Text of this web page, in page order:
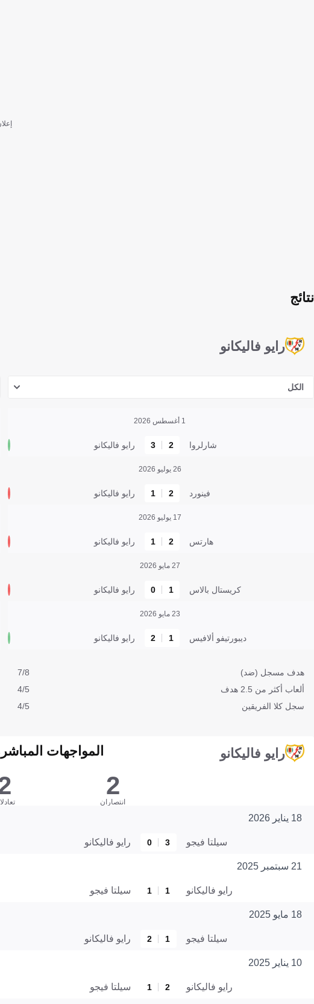
رايو فاليكانو
نتائج
الكل
1 أغسطس 2026
شارلروا 2
3 رايو فاليكانو
26 يوليو 2026
فينورد 2
1 رايو فاليكانو
17 يوليو 2026
هارتس 2
1 رايو فاليكانو
27 مايو 2026
كريستال بالاس 1
0 رايو فاليكانو
23 مايو 2026
ديبورتيفو ألافيس 1
2 رايو فاليكانو
هدف مسجل (ضد)
7/8
ألعاب أكثر من 2.5 هدف
4/5
سجل كلا الفريقين
4/5
رايو فاليكانو المواجهات المباشرة (آخر 5
2
انتصاران
18 يناير 2026
سيلتا فيجو 3
0 رايو فاليكانو
21 سبتمبر 2025
رايو فاليكانو 1
1 سيلتا فيجو
18 مايو 2025
سيلتا فيجو 1
2 رايو فاليكانو
10 يناير 2025
رايو فاليكانو 2
1 سيلتا فيجو